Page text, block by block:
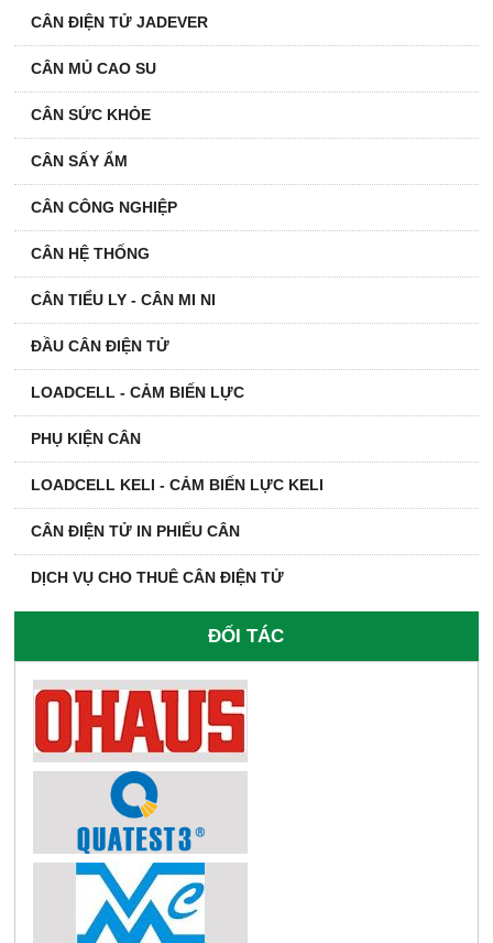
CÂN ĐIỆN TỬ JADEVER
CÂN MỦ CAO SU
CÂN SỨC KHỎE
CÂN SẤY ẨM
CÂN CÔNG NGHIỆP
CÂN HỆ THỐNG
CÂN TIỂU LY - CÂN MI NI
ĐẦU CÂN ĐIỆN TỬ
LOADCELL - CẢM BIẾN LỰC
PHỤ KIỆN CÂN
LOADCELL KELI - CẢM BIẾN LỰC KELI
CÂN ĐIỆN TỬ IN PHIẾU CÂN
DỊCH VỤ CHO THUÊ CÂN ĐIỆN TỬ
ĐỐI TÁC